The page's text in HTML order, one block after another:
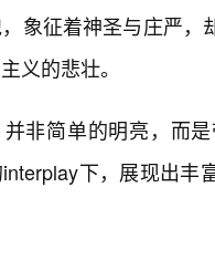
象征着神圣与庄严
义的悲壮。
非简单的明亮，而
下，展现出丰